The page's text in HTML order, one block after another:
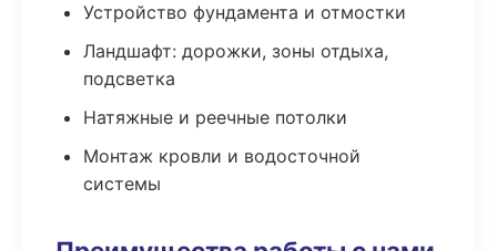
Устройство фундамента и отмостки
Ландшафт: дорожки, зоны отдыха,
подсветка
Натяжные и реечные потолки
Монтаж кровли и водосточной
системы